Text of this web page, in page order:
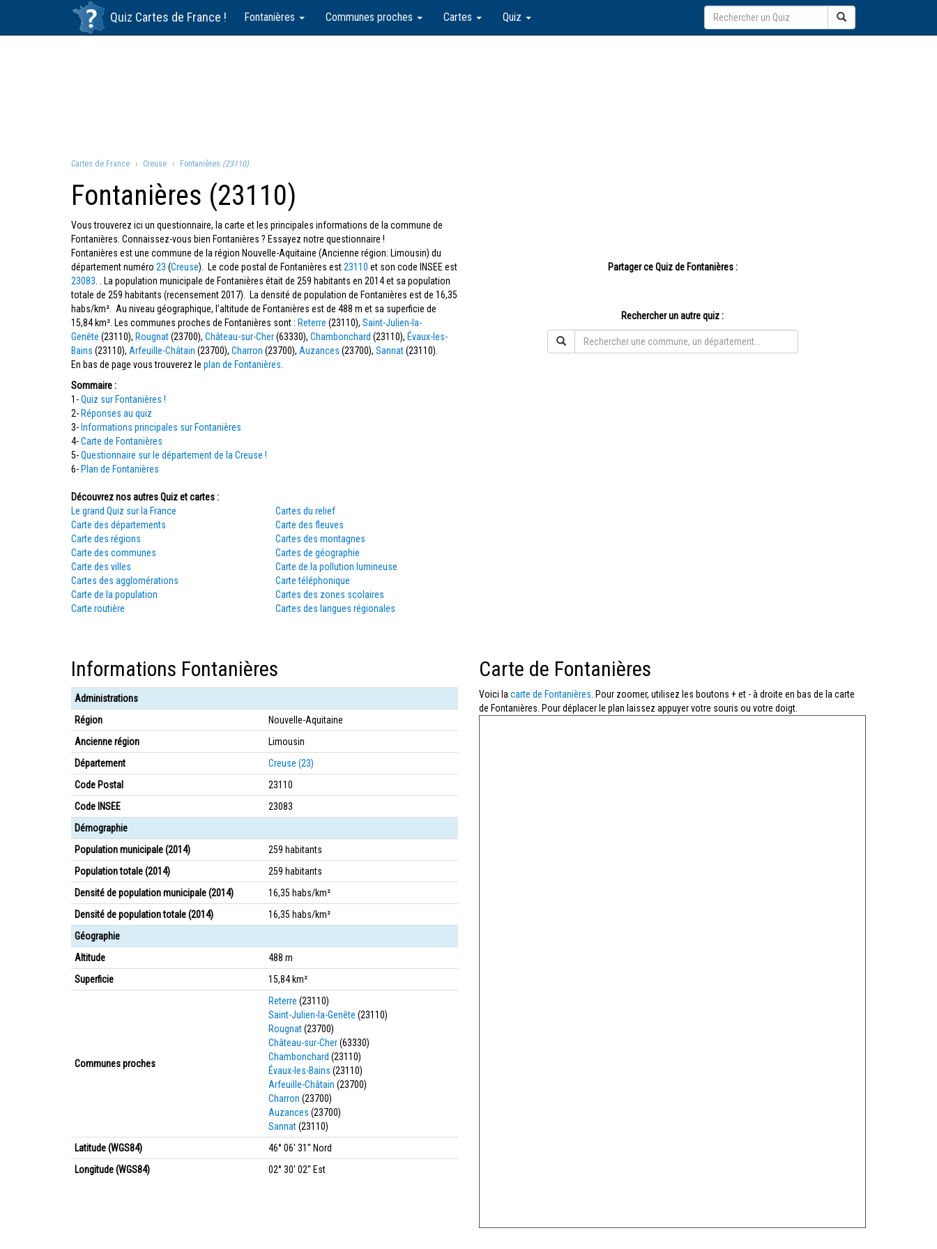
Quiz Cartes de France ! Fontanières Communes proches Cartes Quiz
Cartes de France Creuse Fontanières (23110)
Fontanières (23110)
Vous trouverez ici un questionnaire, la carte et les principales informations de la commune de
Fontanières. Connaissez-vous bien Fontanières ? Essayez notre questionnaire !
Fontanières est une commune de la région Nouvelle-Aquitaine (Ancienne région: Limousin) du
département numéro 23 (Creuse). Le code postal de Fontanières est23110 et son code INSEE est
23083 . . La population municipale de Fontanières était de 259 habitants en 2014 et sa population
totale de 259 habitants (recensement 2017). La densité de population de Fontanières est de 16,35
habs/km². Au niveau géographique, l'altitude de Fontanières est de 488 m et sa superficie de
15,84 km². Les communes proches de Fontanières sont : Reterre (23110), Saint-Julien-la-
Genête (23110), Rougnat(23700), Château-sur-Cher(63330), Chambonchard (23110), Évaux-les-
Bains (23110), Arfeuille-Châtain (23700), Charron (23700), Auzances (23700), Sannat(23110).
En bas de page vous trouverez le plan de Fontanières
Sommaire :
1-Quiz sur Fontanières !
2- Réponses au quiz
3- Informations principales sur Fontanières
4-Carte de Fontanières
5-Questionnaire sur le département de la Creuse !
6- Plan de Fontanières
Découvrez nos autres Quiz et cartes :
Le grand Quiz sur la France
Carte des départements
Carte des régions
Carte des communes
Carte des villes
Cartes des agglomérations
Carte de la population
Carte routière
Cartes du relief
Carte des fleuves
Cartes des montagnes
Cartes de géographie
Carte de la pollution lumineuse
Carte téléphonique
Cartes des zones scolaires
Cartes des langues régionales
Partager ce Quiz de Fontanières :
Rechercher un autre quiz :
Informations Fontanières
Administrations
Région
Nouvelle-Aquitaine
Ancienne région
Limousin
Département
Creuse (23)
Code Postal
23110
Code INSEE
23083
Démographie
Population municipale (2014)
259 habitants
Population totale (2014)
259 habitants
Densité de population municipale (2014)
16,35 habs/km²
Densité de population totale (2014)
16,35 habs/km²
Géographie
Altitude
488 m
Superficie
15,84 km²
Communes proches
Reterre (23110)
Saint-Julien-la-Genête (23110)
Rougnat(23700)
Château-sur-Cher(63330)
Chambonchard (23110)
Évaux-les-Bains (23110)
Arfeuille-Châtain (23700)
Charron (23700)
Auzances (23700)
Sannat(23110)
Latitude (WGS84)
46° 06' 31'' Nord
Longitude (WGS84)
02° 30' 02'' Est
Carte de Fontanières
Voici la carte de Fontanières . Pour zoomer, utilisez les boutons + et - à droite en bas de la carte
de Fontanières. Pour déplacer le plan laissez appuyer votre souris ou votre doigt.